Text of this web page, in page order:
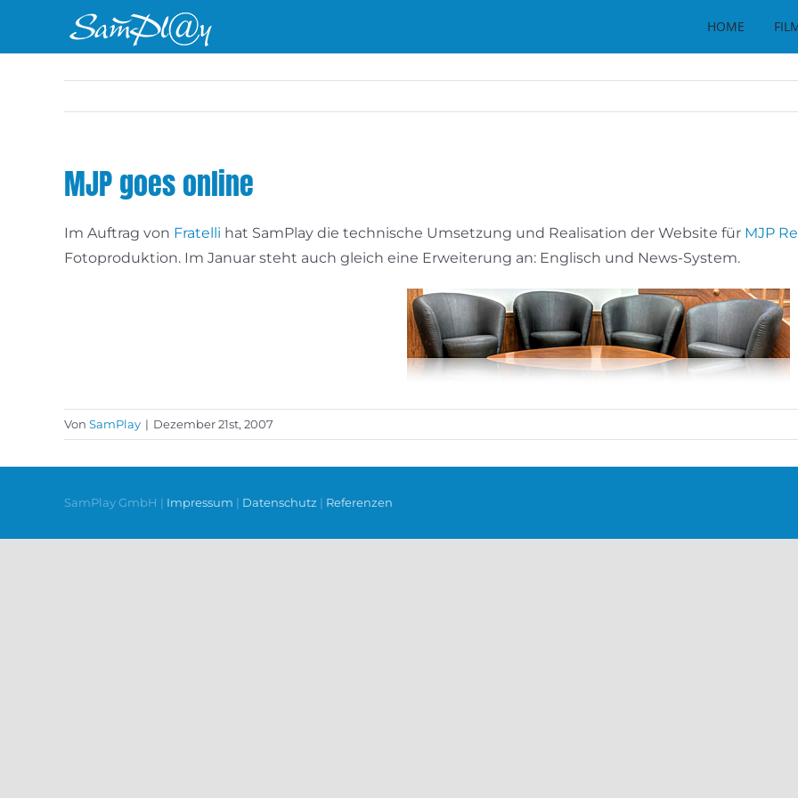
HOME
MJP goes online
Im Auftrag von Fratelli hat SamPlay die technische Umsetzung und Realisation der Website für MJP
Fotoproduktion. Im Januar steht auch gleich eine Erweiterung an: Englisch und News-System.
Von SamPlay | Dezember 21st, 2007
SamPlay GmbH | Impressum | Datenschutz | Referenzen